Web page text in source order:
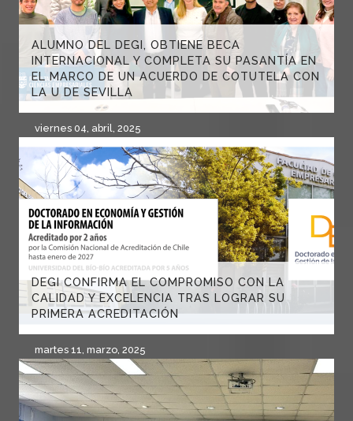
ALUMNO DEL DEGI, OBTIENE BECA
INTERNACIONAL Y COMPLETA SU PASANTÍA EN
EL MARCO DE UN ACUERDO DE COTUTELA CON
LA U DE SEVILLA
viernes 04, abril, 2025
DEGI CONFIRMA EL COMPROMISO CON LA
CALIDAD Y EXCELENCIA TRAS LOGRAR SU
PRIMERA ACREDITACIÓN
martes 11, marzo, 2025